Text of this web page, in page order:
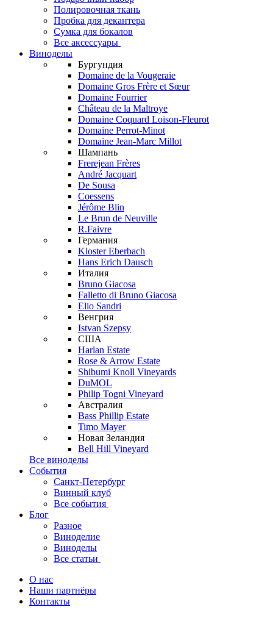
Полировочная ткань
Пробка для декантера
Сумка для бокалов
Все аксессуары
Виноделы
Бургундия
Domaine de la Vougeraie
Domaine Gros Frère et Sœur
Domaine Fourrier
Château de la Maltroye
Domaine Coquard Loison-Fleurot
Domaine Perrot-Minot
Domaine Jean-Marc Millot
Шампань
Frerejean Frères
André Jacquart
De Sousa
Coessens
Jérôme Blin
Le Brun de Neuville
R.Faivre
Германия
Kloster Eberbach
Hans Erich Dausch
Италия
Bruno Giacosa
Falletto di Bruno Giacosa
Elio Sandri
Венгрия
Istvan Szepsy
США
Harlan Estate
Rose & Arrow Estate
Shibumi Knoll Vineyards
DuMOL
Philip Togni Vineyard
Австралия
Bass Phillip Estate
Timo Mayer
Новая Зеландия
Bell Hill Vineyard
Все виноделы
События
Санкт-Петербург
Винный клуб
Все события
Блог
Разное
Виноделие
Виноделы
Все статьи
О нас
Наши партнёры
Контакты